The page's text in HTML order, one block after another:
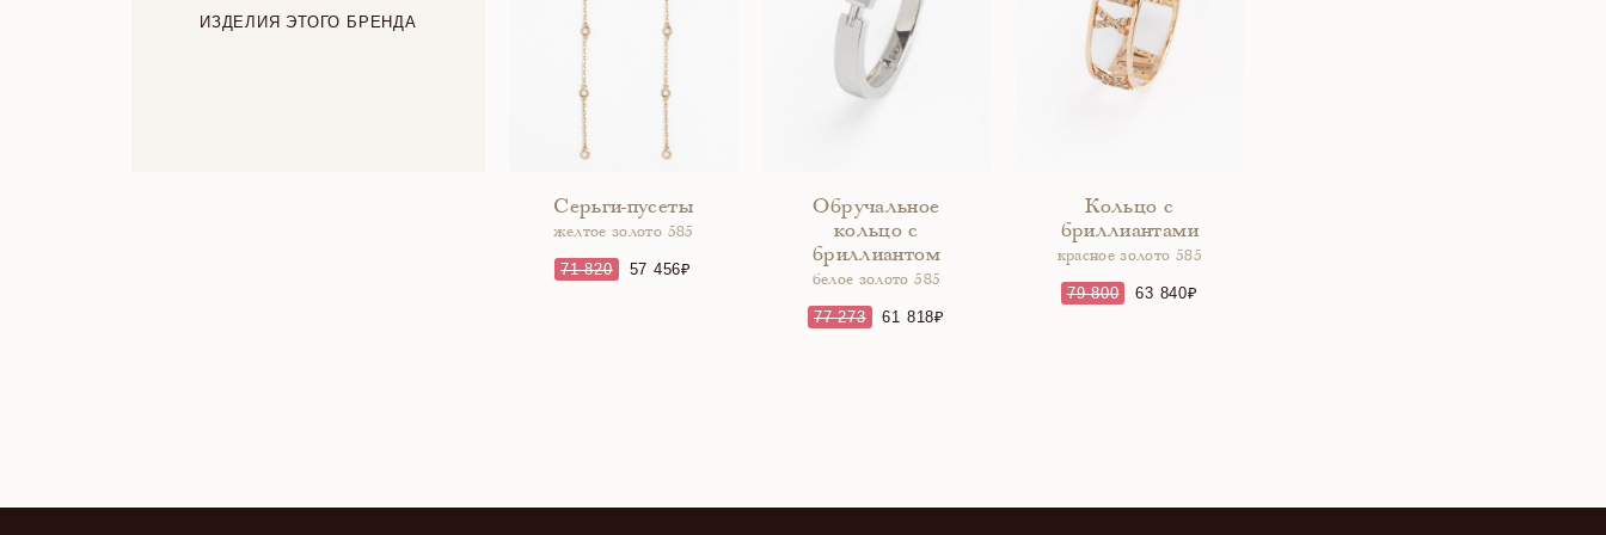
ИЗДЕЛИЯ ЭТОГО БРЕНДА
Серьги-пусеты
желтое золото 585
71 820 57 456
Обручальное
кольцо с
бриллиантом
белое золото 585
77 273 61 818
Кольцо с
бриллиантами
красное золото 585
79 800 63 840